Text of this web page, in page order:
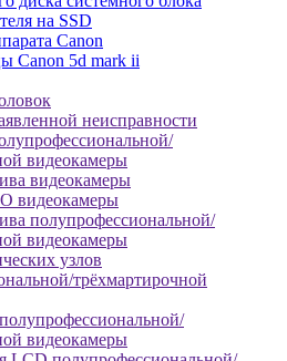
на SSD
Canon
Canon 5d mark ii
неисправности
видеокамеры
видеокамеры
видеокамеры
полупрофессиональной/
видеокамеры
узлов
трёхмартирочной
видеокамеры